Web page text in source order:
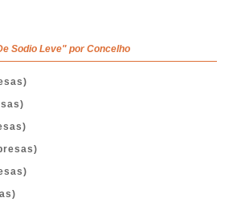
Sodio Leve" por Concelho